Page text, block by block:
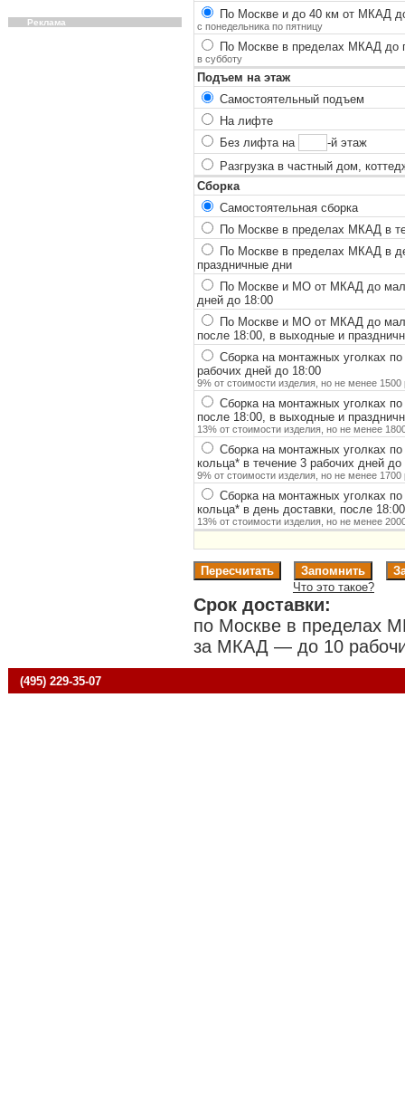
По Москве и до 40 км от МКАД
с понедельника по пятницу
По Москве в пределах МКАД до
в субботу
Подъем на этаж
Самостоятельный подъем
На лифте
Без лифта на
-й этаж
Разгрузка в частный дом,
Сборка
Самостоятельная сборка
По Москве в пределах МКАД в
По Москве в пределах МКАД в
праздничные дни
По Москве и МО от МКАД до
дней до 18:00
По Москве и МО от МКАД до
после 18:00, в выходные и
Сборка на монтажных уголках
рабочих дней до 18:00
9% от стоимости изделия, но не менее 1500
Сборка на монтажных уголках
после 18:00, в выходные и
13% от стоимости изделия, но не менее
Сборка на монтажных уголках
кольца*в течение 3 рабочих дней до
9% от стоимости изделия, но не менее 1700
Сборка на монтажных уголках
кольца*в день доставки, после
13% от стоимости изделия, но не менее
Что это такое?
Срок доставки:
по Москве в пределах
за МКАД — до 10
Реклама
(495) 229-35-07